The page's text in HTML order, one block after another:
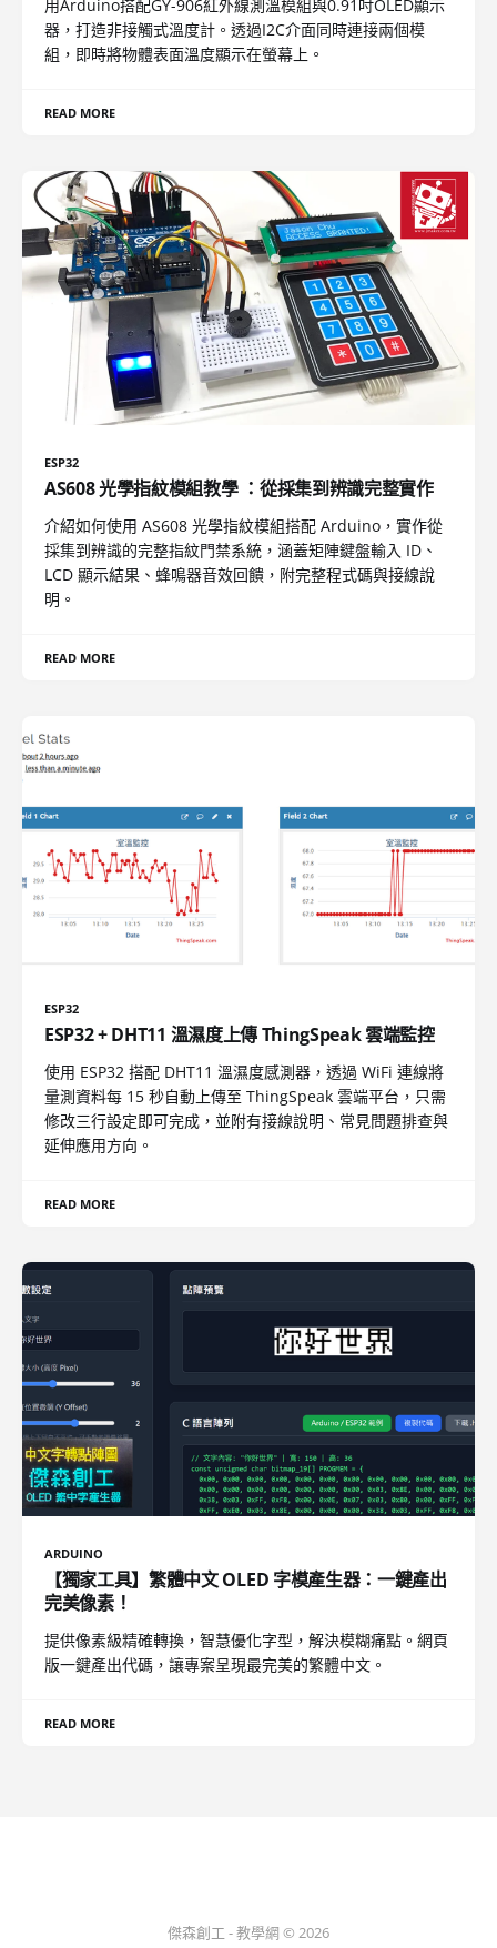
用Arduino搭配GY-906紅外線測溫模組與0.91吋OLED顯示
器，打造非接觸式溫度計。透過I2C介面同時連接兩個模
組，即時將物體表面溫度顯示在螢幕上。
READ MORE
ESP32
AS608 光學指紋模組教學 ：從採集到辨識完整實作
介紹如何使用 AS608 光學指紋模組搭配 Arduino，實作從
採集到辨識的完整指紋門禁系統，涵蓋矩陣鍵盤輸入 ID、
LCD 顯示結果、蜂鳴器音效回饋，附完整程式碼與接線說
明。
READ MORE
ESP32
ESP32 + DHT11 溫濕度上傳 ThingSpeak 雲端監控
使用 ESP32 搭配 DHT11 溫濕度感測器，透過 WiFi 連線將
量測資料每 15 秒自動上傳至 ThingSpeak 雲端平台，只需
修改三行設定即可完成，並附有接線說明、常見問題排查與
延伸應用方向。
READ MORE
ARDUINO
【獨家工具】繁體中文 OLED 字模產生器：一鍵產出
完美像素！
提供像素級精確轉換，智慧優化字型，解決模糊痛點。網頁
版一鍵產出代碼，讓專案呈現最完美的繁體中文。
READ MORE
傑森創工 - 教學網 © 2026